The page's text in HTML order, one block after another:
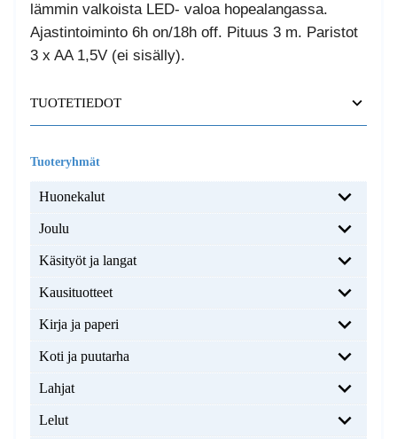
Huonekalut
Joulu
Käsityöt ja langat
Kausituotteet
Kirja ja paperi
Koti ja puutarha
Lahjat
Lelut
lämmin valkoista LED- valoa hopealangassa.
Ajastintoiminto 6h on/18h off. Pituus 3 m. Paristot
3 x AA 1,5V (ei sisälly).
TUOTETIEDOT